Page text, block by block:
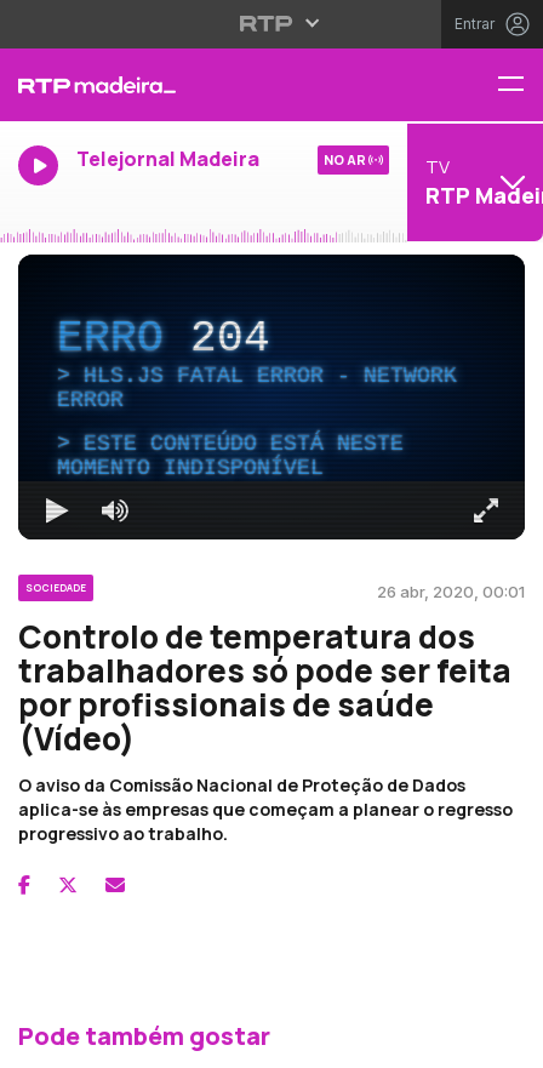
Entrar
Telejornal Madeira NO AR TV
RTP
ERRO204
HLS.JS FATAL ERROR - NETWORK
ERROR
ESTE CONTEÚDO ESTÁ NESTE
MOMENTO INDISPONÍVEL
SOCIEDADE 26 abr, 2020, 00:01
Controlo de temperatura dos
trabalhadores só pode ser feita
por profissionais de saúde
(Vídeo)
O aviso da Comissão Nacional de Proteção de Dados
aplica-se às empresas que começam a planear o regresso
progressivo ao trabalho.
Pode também gostar